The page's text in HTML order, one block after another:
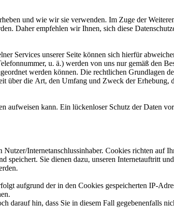
und wie wir sie verwenden. Im Zuge der
Daher empfehlen wir Ihnen, sich diese
Services unserer Seite können sich hierfür
u. ä.) werden von uns nur gemäß den
werden können. Die rechtlichen Grundlagen
über die Art, den Umfang und Zweck der Erhebung,
aufweisen kann. Ein lückenloser Schutz der Daten
Internetanschlussinhaber. Cookies richten auf
Sie dienen dazu, unseren Internetauftritt
aufgrund der in den Cookies gespeicherten IP-
darauf hin, dass Sie in diesem Fall gegebenenfalls